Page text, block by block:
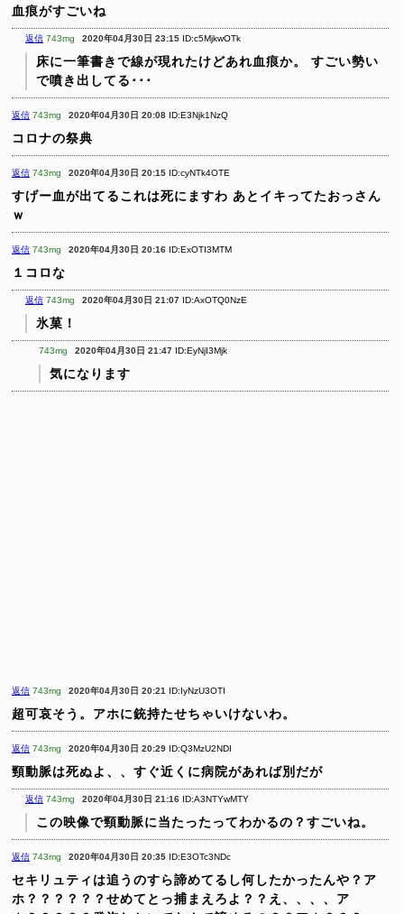
血痕がすごいね
返信 743mg 2020年04月30日 23:15 ID:c5MjkwOTk
床に一筆書きで線が現れたけどあれ血痕か。
すごい勢い
で噴き出してる･･･
返信 743mg 2020年04月30日 20:08 ID:E3Njk1NzQ
コロナの祭典
返信 743mg 2020年04月30日 20:15 ID:cyNTk4OTE
すげー血が出てるこれは死にますわ あとイキってたおっさん
ｗ
返信 743mg 2020年04月30日 20:16 ID:ExOTI3MTM
１コロな
返信 743mg 2020年04月30日 21:07 ID:AxOTQ0NzE
氷菓！
743mg 2020年04月30日 21:47 ID:EyNjI3Mjk
気になります
返信 743mg 2020年04月30日 20:21 ID:IyNzU3OTI
超可哀そう。アホに銃持たせちゃいけないわ。
返信 743mg 2020年04月30日 20:29 ID:Q3MzU2NDI
頸動脈は死ぬよ、、すぐ近くに病院があれば別だが
返信 743mg 2020年04月30日 21:16 ID:A3NTYwMTY
この映像で頸動脈に当たったってわかるの？すごいね。
返信 743mg 2020年04月30日 20:35 ID:E3OTc3NDc
セキリュティは追うのすら諦めてるし何したかったんや？ア
ホ？？？？？？せめてとっ捕まえろよ？？え、、、、ア